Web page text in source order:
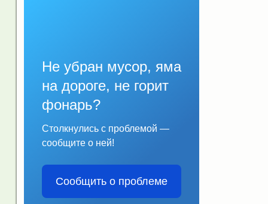
Не убран мусор, яма
на дороге, не горит
фонарь?
Столкнулись с проблемой —
сообщите о ней!
Сообщить о проблеме